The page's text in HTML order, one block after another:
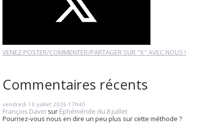
VENEZ POSTER/COMMENTER/PARTAGER SUR "X" AVEC NOUS !
Commentaires récents
vendredi 10 juillet 2026 17h40
François Davin sur Éphéméride du 8 juillet
Pourriez-vous nous en dire un peu plus sur cette méthode ?